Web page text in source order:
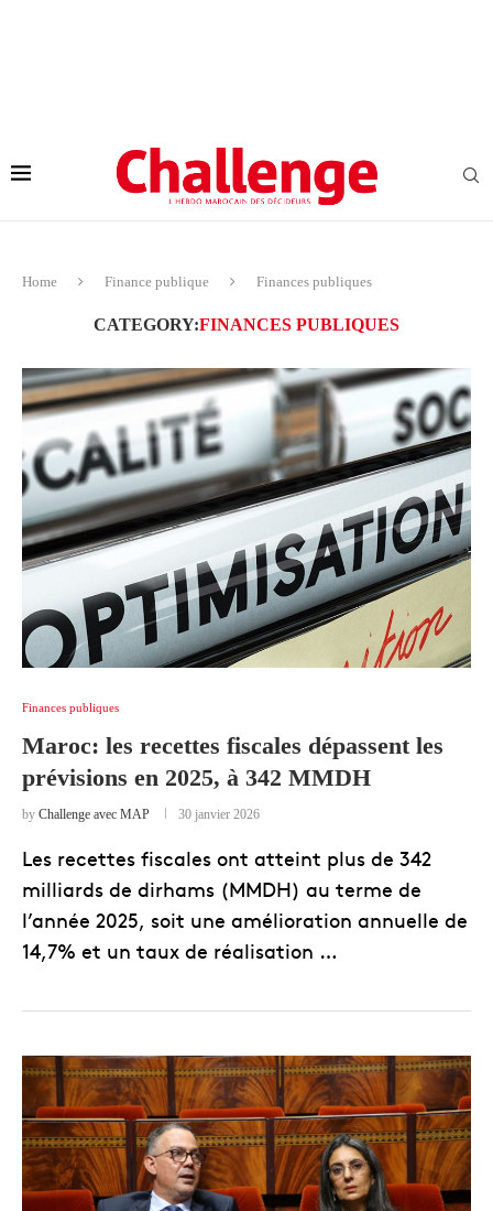
Home Finance publique Finances publiques
CATEGORY:FINANCES PUBLIQUES
Finances publiques
Maroc: les recettes fiscales dépassent les
prévisions en 2025, à 342 MMDH
by Challenge avec MAP 30 janvier 2026
Les recettes fiscales ont atteint plus de 342
milliards de dirhams (MMDH) au terme de
l’année 2025, soit une amélioration annuelle de
14,7% et un taux de réalisation …